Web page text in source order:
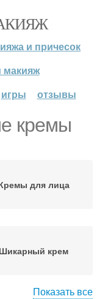
и причесок
макияж
игры отзывы
кремы
для лица
Шикарный крем
Показать все